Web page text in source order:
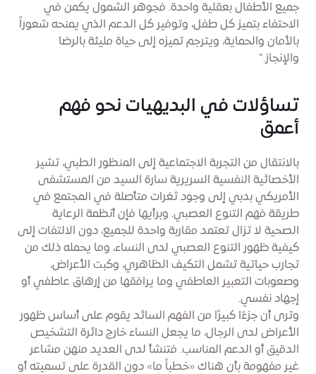
جميع الأطفال بعقلية واحدة. فجوهر الشمول يكمن في
الاحتفاء بتميز كل طفل، وتوفير كل الدعم الذي يمنحه شعوراً
بالأمان والحماية، ويترجم تميزه إلى حياة مليئة بالرضا
والإنجاز."
تساؤلات في البديهيات نحو فهم
أعمق
بالانتقال من التجربة الاجتماعية إلى المنظور الطبي، تشير
الأخصائية النفسية السريرية سارة السيد من المستشفى
الأمريكي بدبي إلى وجود ثغرات متأصلة في المجتمع في
طريقة فهم التنوع العصبي. وبرأيها فإن أنظمة الرعاية
الصحية لا تزال تعتمد مقاربة واحدة للجميع، دون الالتفات إلى
كيفية ظهور التنوع العصبي لدى النساء، وما يحمله ذلك من
تجارب حياتية تشمل التكيف الظاهري، وكبت الأعراض،
وصعوبات التعبير العاطفي وما يرافقها من إرهاق عاطفي أو
إجهاد نفسي.
وترى أن جزءًا كبيرًا من الفهم السائد يقوم على أساس ظهور
الأعراض لدى الرجال، ما يجعل النساء خارج دائرة التشخيص
الدقيق أو الدعم المناسب. فتنشأ لدى العديد منهن مشاعر
غير مفهومة بأن هناك «خطباً ما» دون القدرة على تسميته أو